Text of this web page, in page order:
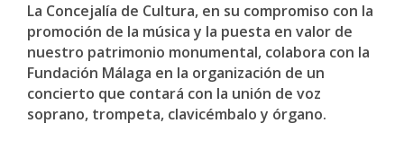
La Concejalía de Cultura, en su compromiso con la
promoción de la música y la puesta en valor de
nuestro patrimonio monumental, colabora con la
Fundación Málaga en la organización de un
concierto que contará con la unión de voz
soprano, trompeta, clavicémbalo y órgano.